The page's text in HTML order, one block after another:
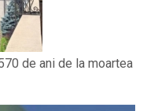
de ani de la moartea